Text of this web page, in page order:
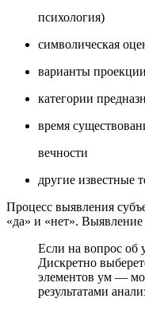
психология)
символическая
варианты
категории
время
вечности
другие известные
Процесс выявления
«да» и «нет». Выявление
Если на вопрос об
Дискретно
элементов ум —
результатами